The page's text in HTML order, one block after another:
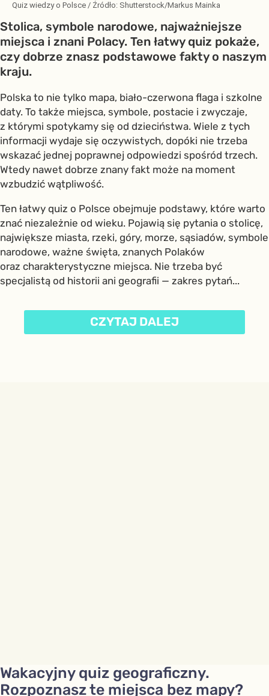
Quiz wiedzy o Polsce / Źródło: Shutterstock/Markus Mainka
Stolica, symbole narodowe, najważniejsze
miejsca i znani Polacy. Ten łatwy quiz pokaże,
czy dobrze znasz podstawowe fakty o naszym
kraju.
Polska to nie tylko mapa, biało-czerwona flaga i szkolne
daty. To także miejsca, symbole, postacie i zwyczaje,
z którymi spotykamy się od dzieciństwa. Wiele z tych
informacji wydaje się oczywistych, dopóki nie trzeba
wskazać jednej poprawnej odpowiedzi spośród trzech.
Wtedy nawet dobrze znany fakt może na moment
wzbudzić wątpliwość.
Ten łatwy quiz o Polsce obejmuje podstawy, które warto
znać niezależnie od wieku. Pojawią się pytania o stolicę,
największe miasta, rzeki, góry, morze, sąsiadów, symbole
narodowe, ważne święta, znanych Polaków
oraz charakterystyczne miejsca. Nie trzeba być
specjalistą od historii ani geografii — zakres pytań...
CZYTAJ DALEJ
Wakacyjny quiz geograficzny.
Rozpoznasz te miejsca bez mapy?